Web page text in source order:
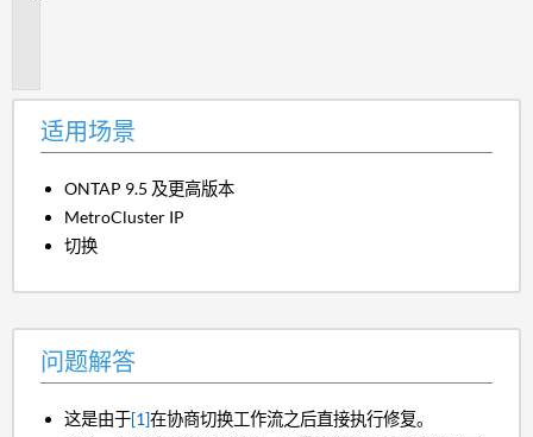
适用场景
ONTAP 9.5 及更高版本
MetroCluster IP
切换
问题解答
这是由于[1]在协商切换工作流之后直接执行修复。